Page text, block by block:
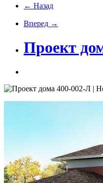
← Назад
Вперед →
Проект